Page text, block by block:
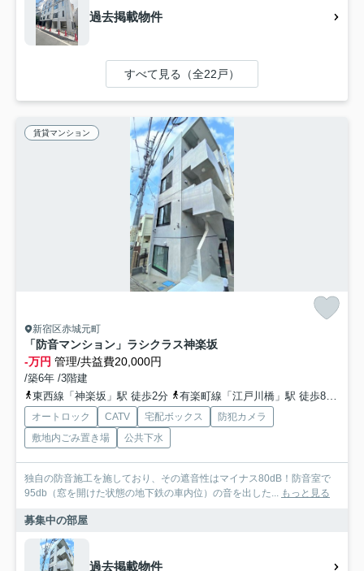
過去掲載物件
すべて見る（全22戸）
賃貸マンション
新宿区赤城元町
「防音マンション」ラシクラス神楽坂
-万円 管理/共益費20,000円
/築6年 /3階建
東西線「神楽坂」駅 徒歩2分
有楽町線「江戸川橋」駅 徒歩8分
オートロック CATV 宅配ボックス
防犯カメラ
敷地内ごみ置き場
公共下水
独自の防音施工を施しており、その遮音性はマイナス80dB！防音室で
95db（窓を開けた状態の地下鉄の車内位）の音を出した... もっと見る
募集中の部屋
過去掲載物件